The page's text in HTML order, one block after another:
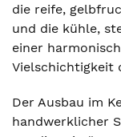
die reife,
und die kühle,
einer
Vielschichtigkeit
Der Ausbau im
handwerklicher